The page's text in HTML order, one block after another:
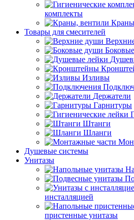
комплекты
Товары для смесителей
Изливы
Держатели
Гарнитуры
Штанги
Шланги
Душевые системы
Унитазы
инсталляцией
пристенные унитазы